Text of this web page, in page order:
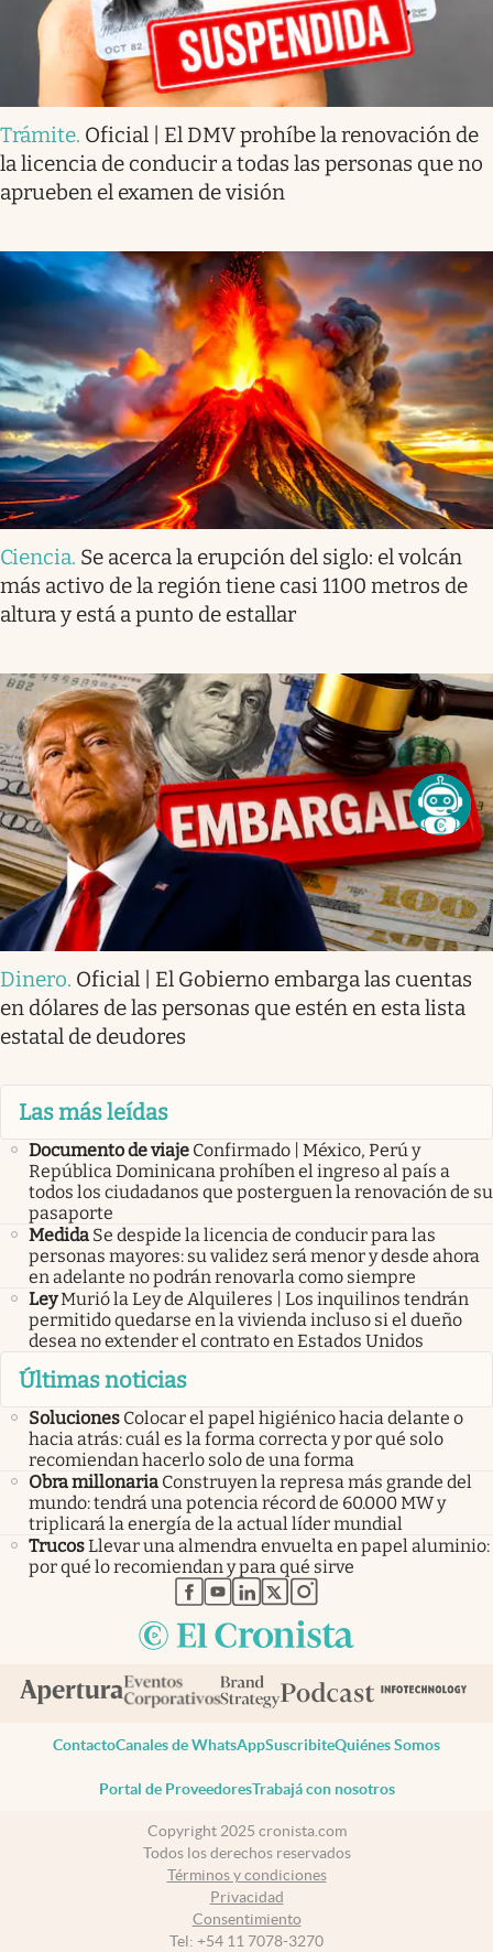
Trámite. Oficial | El DMV prohíbe la renovación de
la licencia de conducir a todas las personas que no
aprueben el examen de visión
Ciencia. Se acerca la erupción del siglo: el volcán
más activo de la región tiene casi 1100 metros de
altura y está a punto de estallar
Dinero. Oficial | El Gobierno embarga las cuentas
en dólares de las personas que estén en esta lista
estatal de deudores
Las más leídas
Documento de viaje Confirmado | México, Perú y
República Dominicana prohíben el ingreso al país a
todos los ciudadanos que posterguen la renovación de su
pasaporte
Medida Se despide la licencia de conducir para las
personas mayores: su validez será menor y desde ahora
en adelante no podrán renovarla como siempre
LeyMurió la Ley de Alquileres | Los inquilinos tendrán
permitido quedarse en la vivienda incluso si el dueño
desea no extender el contrato en Estados Unidos
Últimas noticias
Soluciones Colocar el papel higiénico hacia delante o
hacia atrás: cuál es la forma correcta y por qué solo
recomiendan hacerlo solo de una forma
Obra millonaria Construyen la represa más grande del
mundo: tendrá una potencia récord de 60.000 MW y
triplicará la energía de la actual líder mundial
TrucosLlevar una almendra envuelta en papel aluminio:
por qué lo recomiendan y para qué sirve
abre en nueva pestaña
abre en nueva pestaña
abre en nueva pestaña
abre en nueva pestaña
abre en nueva pestaña
ContactoCanales de WhatsAppSuscribiteQuiénes Somos
Portal de ProveedoresTrabajá con nosotros
Copyright 2025 cronista.com
Todos los derechos reservados
Términos y condiciones
Privacidad
Consentimiento
Tel: +54 11 7078-3270